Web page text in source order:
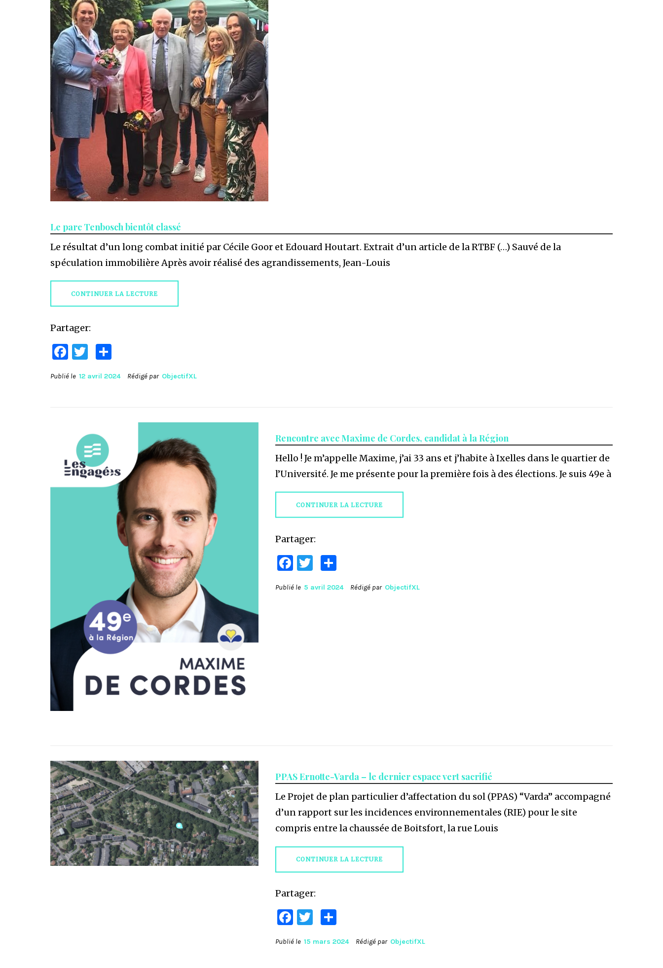
Le parc Tenbosch bientôt classé
Le résultat d’un long combat initié par Cécile Goor et Edouard Houtart. Extrait d’un article de la RTBF (…) Sauvé de la
spéculation immobilière Après avoir réalisé des agrandissements, Jean-Louis
CONTINUER LA LECTURE
Partager:
Facebook
Twitter
Publié le 12 avril 2024 Rédigé par ObjectifXL
Rencontre avec Maxime de Cordes, candidat à la Région
Hello ! Je m’appelle Maxime, j’ai 33 ans et j’habite à Ixelles dans le quartier de
l’Université. Je me présente pour la première fois à des élections. Je suis 49e à
CONTINUER LA LECTURE
Partager:
Facebook
TwitterPartager
Publié le 5 avril 2024 Rédigé par ObjectifXL
PPAS Ernotte-Varda – le dernier espace vert sacrifié
Le Projet de plan particulier d’affectation du sol (PPAS) “Varda” accompagné
d’un rapport sur les incidences environnementales (RIE) pour le site
compris entre la chaussée de Boitsfort, la rue Louis
CONTINUER LA LECTURE
Partager:
Facebook
TwitterPartager
Publié le 15 mars 2024 Rédigé par ObjectifXL